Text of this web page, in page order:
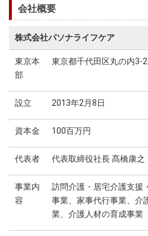
会社概要
株式会社パソナライフケア
東京本
部
東京都千代田区丸の内3-
設立 2013年2月8日
資本金 100百万円
代表者 代表取締役社長 髙橋康之
事業内
容
訪問介護・居宅介護支援
事業、家事代行事業、介
業、介護人材の育成事業